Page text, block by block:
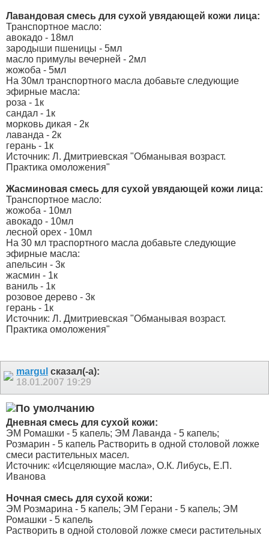
Лавандовая смесь для сухой увядающей кожи лица:
Транспортное масло:
авокадо - 18мл
зародыши пшеницы - 5мл
масло примулы вечерней - 2мл
жожоба - 5мл
На 30мл транспортного масла добавьте следующие
эфирные масла:
роза - 1к
сандал - 1к
морковь дикая - 2к
лаванда - 2к
герань - 1к
Источник: Л. Дмитриевская "Обманывая возраст.
Практика омоложения"
Жасминовая смесь для сухой увядающей кожи лица:
Транспортное масло:
жожоба - 10мл
авокадо - 10мл
лесной орех - 10мл
На 30 мл траспортного масла добавьте следующие
эфирные масла:
апельсин - 3к
жасмин - 1к
ваниль - 1к
розовое дерево - 3к
герань - 1к
Источник: Л. Дмитриевская "Обманывая возраст.
Практика омоложения"
margul сказал(-а):
18.01.2007 19:29
Дневная смесь для сухой кожи:
ЭМ Ромашки - 5 капель; ЭМ Лаванда - 5 капель;
Розмарин - 5 капель Растворить в одной столовой ложке
смеси растительных масел.
Источник: «Исцеляющие масла», О.К. Либусь, Е.П.
Иванова
Ночная смесь для сухой кожи:
ЭМ Розмарина - 5 капель; ЭМ Герани - 5 капель; ЭМ
Ромашки - 5 капель
Растворить в одной столовой ложке смеси растительных